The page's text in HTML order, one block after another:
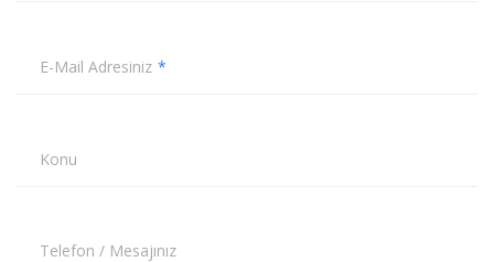
E-Mail Adresiniz
Konu
Telefon / Mesajınız